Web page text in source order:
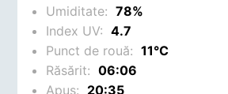
Umiditate:78%
Index UV:4.7
Punct de rouă:11°C
Răsărit:06:06
Apus: 20:35